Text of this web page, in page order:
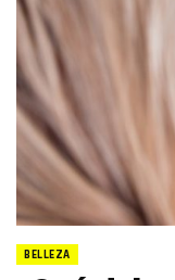
BELLEZA